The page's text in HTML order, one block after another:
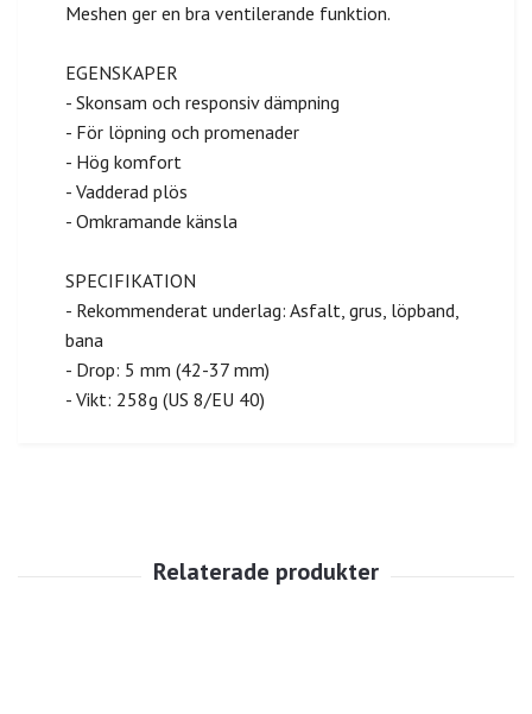
Meshen ger en bra ventilerande funktion.
EGENSKAPER
- Skonsam och responsiv dämpning
- För löpning och promenader
- Hög komfort
- Vadderad plös
- Omkramande känsla
SPECIFIKATION
- Rekommenderat underlag: Asfalt, grus, löpband,
bana
- Drop: 5 mm (42-37 mm)
- Vikt: 258g (US 8/EU 40)